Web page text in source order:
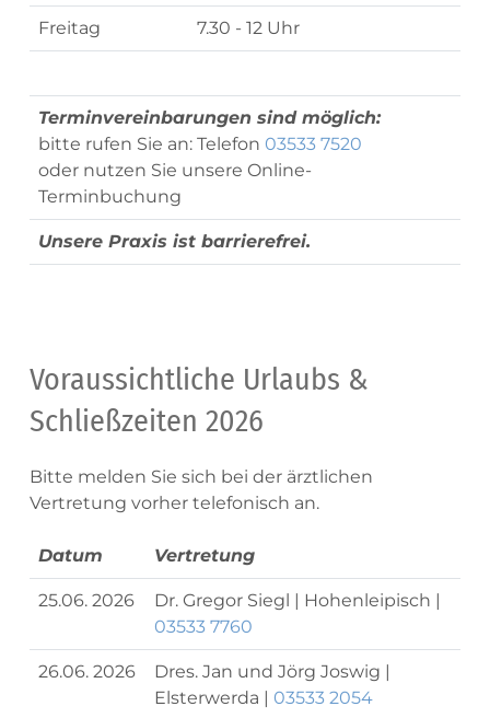
Freitag 7.30 - 12 Uhr
Terminvereinbarungen sind möglich:
bitte rufen Sie an: Telefon 03533 7520
oder nutzen Sie unsere Online-
Terminbuchung
Unsere Praxis ist barrierefrei.
Voraussichtliche Urlaubs &
Schließzeiten 2026
Bitte melden Sie sich bei der ärztlichen
Vertretung vorher telefonisch an.
Datum Vertretung
25.06. 2026
Dr. Gregor Siegl | Hohenleipisch |
03533 7760
26.06. 2026
Dres. Jan und Jörg Joswig |
Elsterwerda | 03533 2054